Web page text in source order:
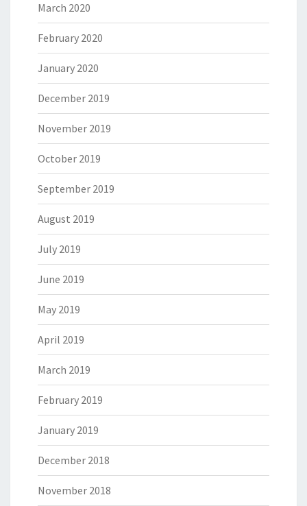
March 2020
February 2020
January 2020
December 2019
November 2019
October 2019
September 2019
August 2019
July 2019
June 2019
May 2019
April 2019
March 2019
February 2019
January 2019
December 2018
November 2018